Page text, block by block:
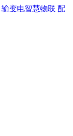
输变电智慧物联 配